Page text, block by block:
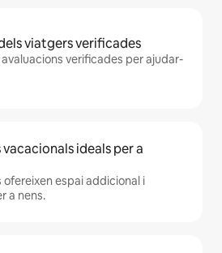
viatgers verificades
avaluacions verificades per ajudar-
ideals per a
espai addicional i
a nens.